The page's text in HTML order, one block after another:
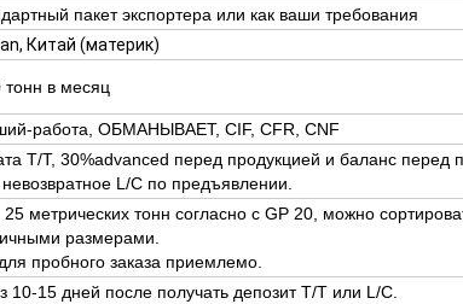
пакет экспортера или как ваши требования
Китай (материк)
тонн в месяц
работа, ОБМАНЫВАЕТ, CIF, CFR, CNF
T/T, 30%advanced перед продукцией и баланс перед
L/C по предъявлении.
25 метрических тонн согласно с GP 20, можно
размерами.
пробного заказа приемлемо.
10-15 дней после получать депозит T/T или L/C.